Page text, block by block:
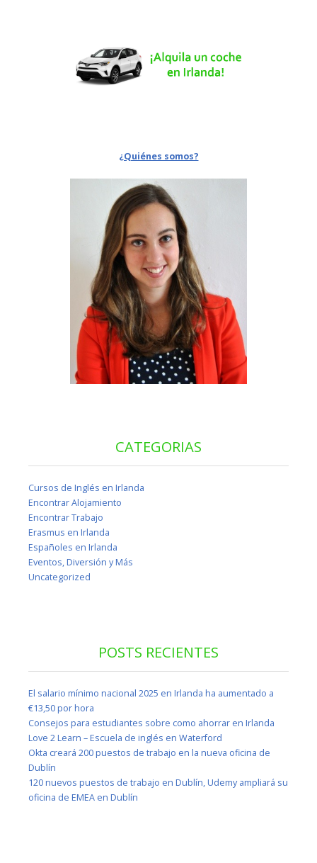
¿Quiénes somos?
CATEGORIAS
Cursos de Inglés en Irlanda
Encontrar Alojamiento
Encontrar Trabajo
Erasmus en Irlanda
Españoles en Irlanda
Eventos, Diversión y Más
Uncategorized
POSTS RECIENTES
El salario mínimo nacional 2025 en Irlanda ha aumentado a
€13,50 por hora
Consejos para estudiantes sobre como ahorrar en Irlanda
Love 2 Learn – Escuela de inglés en Waterford
Okta creará 200 puestos de trabajo en la nueva oficina de
Dublín
120 nuevos puestos de trabajo en Dublín, Udemy ampliará su
oficina de EMEA en Dublín